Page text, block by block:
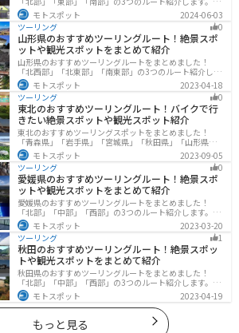
山市や倉敷市など、歴史ある街並みも魅力的で、バイク
ツーリングに最適なスポットが多数あります。バイクで
岡山県にツーリングに行く際は参考にしてください。
モトスポット
2024-06-03
ツーリング
0
山形県のおすすめツーリングルート！絶景スポ
ットや観光スポットをまとめて紹介
山形県のおすすめツーリングルートをまとめました！
「北西部」「北東部」「南東部」の3つのルート紹介しま
す。豊かな自然と歴史的な観光スポット、山と海どちら
も堪能できるスポットが多数あります。バイクで山形県
にツーリングに行く際は参考にしてください。
モトスポット
2023-04-18
ツーリング
0
東北のおすすめツーリングルート！バイクで行
きたい絶景スポットや観光スポット紹介
東北のおすすめツーリングスポットをまとめました！
「青森県」「岩手県」「宮城県」「秋田県」「山形県」
「福島県」の各県の観光地紹介します。自然豊かな山々
や湖、温泉地が点在し、四季折々の景色を楽しめるスポ
ットが多数あります。バイクで東北にツーリングに行く
際は参考にしてください。
モトスポット
2023-09-05
ツーリング
0
愛媛県のおすすめツーリングルート！絶景スポ
ットや観光スポットをまとめて紹介
愛媛県のおすすめツーリングルートをまとめました！
「北部」「中部」「西部」の3つのルート紹介します。山
や海といった自然だけでなく、気軽に渡れる島もあり
様々な楽しみ方ができます。バイクで愛媛県にツーリン
グに行く際は参考にしてください。
モトスポット
2023-03-20
ツーリング
1
秋田のおすすめツーリングルート！絶景スポッ
トや観光スポットをまとめて紹介
秋田県のおすすめツーリングルートをまとめました！
「北部」「中部」「西部」の3つのルート紹介します。自
然豊かな山々や湖、温泉地が点在し、四季折々の景色を
楽しめるスポットが多数あります。バイクで秋田県にツ
ーリングに行く際は参考にしてください。
モトスポット 2023-04-19
もっと見る